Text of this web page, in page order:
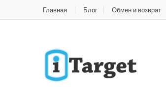
Главная Блог Обмен и возврат